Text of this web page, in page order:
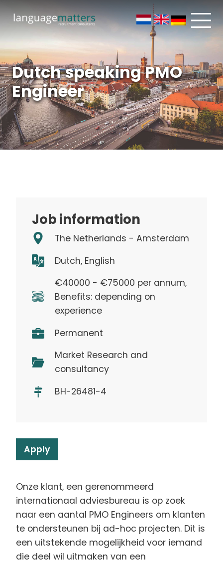
Dutch speaking PMO
Engineer
Job information
The Netherlands - Amsterdam
Dutch, English
€40000 - €75000 per annum,
Benefits: depending on
experience
Permanent
Market Research and
consultancy
BH-26481-4
Apply
Onze klant, een gerenommeerd
internationaal adviesbureau is op zoek
naar een aantal PMO Engineers om klanten
te ondersteunen bij ad-hoc projecten. Dit is
een uitstekende mogelijkheid voor iemand
die deel wil uitmaken van een